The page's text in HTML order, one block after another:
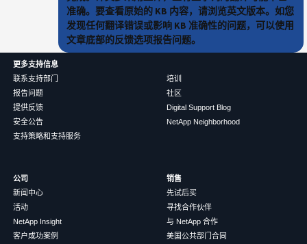
准确。要查看原始的 KB 内容，请浏览英文版本。如您
发现任何翻译错误或影响 KB 准确性的问题，可以使用
文章底部的反馈选项报告问题。
更多支持信息
联系支持部门
报告问题
提供反馈
安全公告
支持策略和支持服务
培训
社区
Digital Support Blog
NetApp Neighborhood
公司
新闻中心
活动
NetApp Insight
客户成功案例
销售
先试后买
寻找合作伙伴
与 NetApp 合作
美国公共部门合同